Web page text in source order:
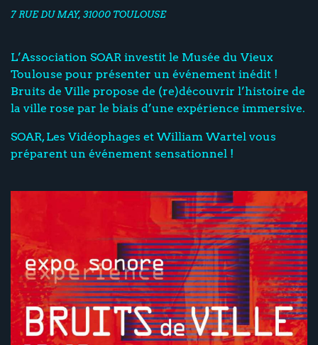
7 RUE DU MAY, 31000 TOULOUSE
L’Association SOAR investit le Musée du Vieux
Toulouse pour présenter un événement inédit !
Bruits de Ville propose de (re)découvrir l’histoire de
la ville rose par le biais d’une expérience immersive.
SOAR, Les Vidéophages et William Wartel vous
préparent un événement sensationnel !